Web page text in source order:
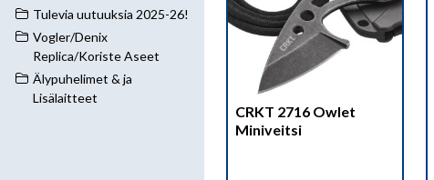
Tulevia uutuuksia 2025-26!
Vogler/Denix
Replica/Koriste Aseet
Älypuhelimet & ja
Lisälaitteet
CRKT 2716 Owlet
Miniveitsi